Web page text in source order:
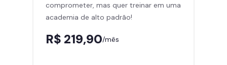
Área de musculação e aeróbicos
Smart Fit App
comprometer, mas quer treinar em uma
academia de alto padrão!
R$ 219,90/mês